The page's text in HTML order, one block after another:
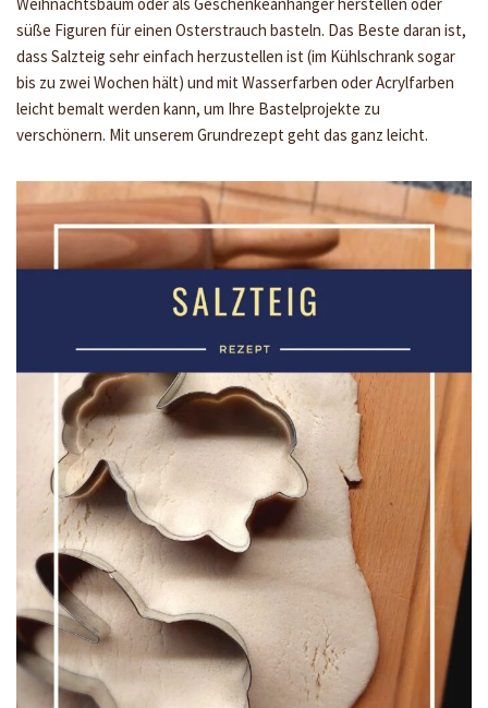
süße Figuren für einen Osterstrauch basteln. Das Beste daran ist,
dass Salzteig sehr einfach herzustellen ist (im Kühlschrank sogar
bis zu zwei Wochen hält) und mit Wasserfarben oder Acrylfarben
leicht bemalt werden kann, um Ihre Bastelprojekte zu
verschönern. Mit unserem Grundrezept geht das ganz leicht.